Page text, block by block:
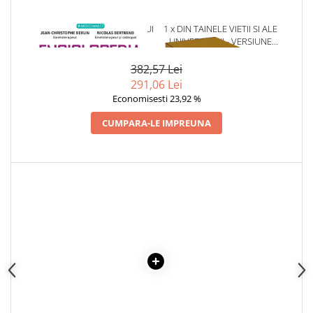
Accesorii Arhivare
Calculator
Organizare si Arhivare
Arta
Instrumente si Truse Geometrie
Seturi scolare
1 x ENCICLOPEDIA MASAJULUI
1 x DIN TAINELE VIETII SI ALE
UNIVERSULUI - VERSIUNE
VOLUMELE I-III. CUTIE DE
COLECTIE -SCARLAT
382,57 Lei
291,06 Lei
Economisesti 23,92 %
CUMPARA-LE IMPREUNA